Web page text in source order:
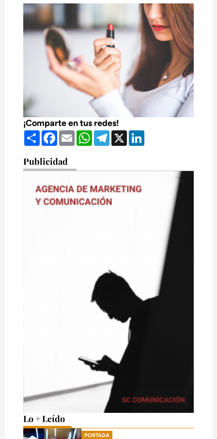
¡Comparte en tus redes!
Compartir
Facebook
EmailWhatsApp
Telegram
X LinkedIn
Publicidad
Lo + Leído
PORTADA